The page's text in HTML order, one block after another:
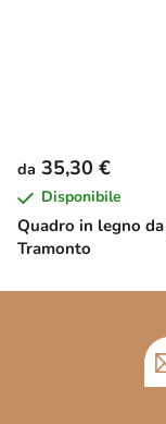
Quadro in legno
Tramonto
da 35,30 €
Disponibile